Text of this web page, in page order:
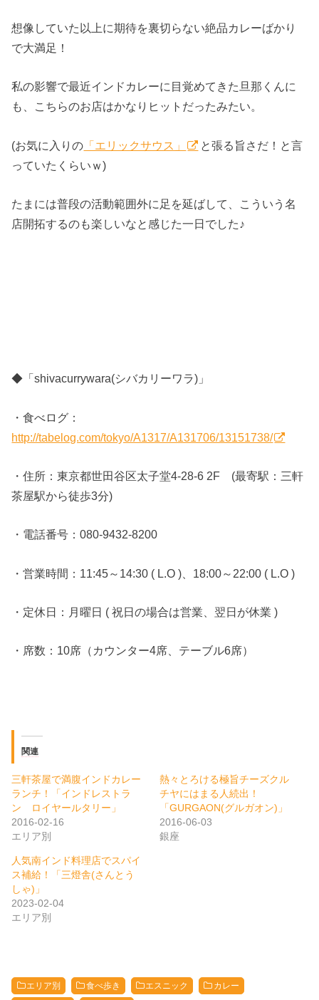
想像していた以上に期待を裏切らない絶品カレーばかり
で大満足！
私の影響で最近インドカレーに目覚めてきた旦那くんに
も、こちらのお店はかなりヒットだったみたい。
(お気に入りの 「エリックサウス」
と張る旨さだ！と言
っていたくらいｗ)
たまには普段の活動範囲外に足を延ばして、こういう名
店開拓するのも楽しいなと感じた一日でした♪
◆「shivacurrywara(シバカリーワラ)」
・食べログ：
http://tabelog.com/tokyo/A1317/A131706/13151738/
・住所：東京都世田谷区太子堂4-28-6 2F (最寄駅：三軒
茶屋駅から徒歩3分)
・電話番号：080-9432-8200
・営業時間：11:45～14:30 ( L.O )、18:00～22:00 ( L.O )
・定休日：月曜日 ( 祝日の場合は営業、翌日が休業 )
・席数：10席（カウンター4席、テーブル6席）
関連
三軒茶屋で満腹インドカレー
ランチ！「インドレストラ
ン ロイヤールタリー」
2016-02-16
エリア別
熱々とろける極旨チーズクル
チヤにはまる人続出！
「GURGAON(グルガオン)」
2016-06-03
銀座
人気南インド料理店でスパイ
ス補給！「三燈舎(さんとう
しゃ)」
2023-02-04
エリア別
エリア別 食べ歩き エスニック カレー